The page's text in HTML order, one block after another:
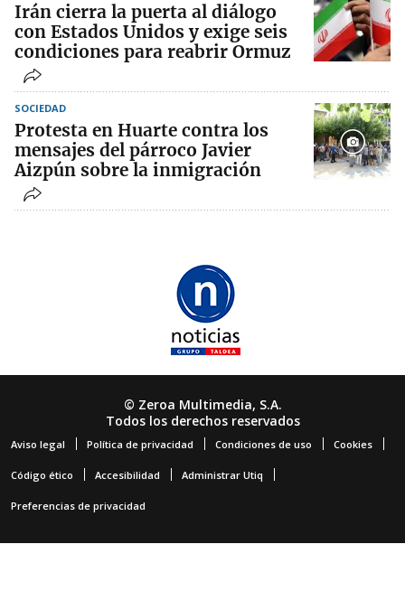
Irán cierra la puerta al diálogo
con Estados Unidos y exige seis
condiciones para reabrir Ormuz
SOCIEDAD
Protesta en Huarte contra los
mensajes del párroco Javier
Aizpún sobre la inmigración
© Zeroa Multimedia, S.A.
Todos los derechos reservados
Aviso legal Política de privacidad Condiciones de uso Cookies
Código ético Accesibilidad Administrar Utiq
Preferencias de privacidad